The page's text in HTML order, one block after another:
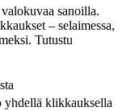
sanoilla.
– selaimessa,
Tutustu
yhdellä klikkauksella